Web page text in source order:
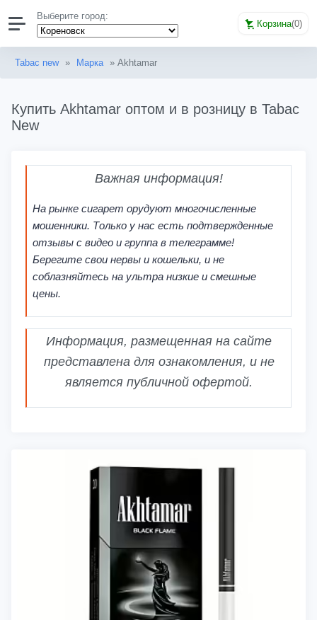
Выберите город:
Корзина(0)
Tabac new » Марка » Akhtamar
Купить Akhtamar оптом и в розницу в Tabac
New
Важная информация!
На рынке сигарет орудуют многочисленные
мошенники. Только у нас есть подтвержденные
отзывы с видео и группа в телеграмме!
Берегите свои нервы и кошельки, и не
соблазняйтесь на ультра низкие и смешные
цены.
Информация, размещенная на сайте
представлена для ознакомления, и не
является публичной офертой.